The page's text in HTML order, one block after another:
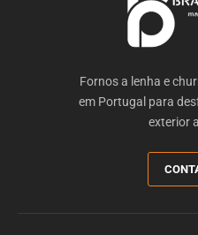
Fornos a lenha e
em Portugal para
exterior